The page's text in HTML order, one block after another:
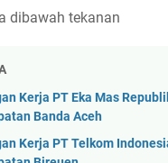
dibawah tekanan
Kerja PT Eka Mas
Banda Aceh
Kerja PT Telkom